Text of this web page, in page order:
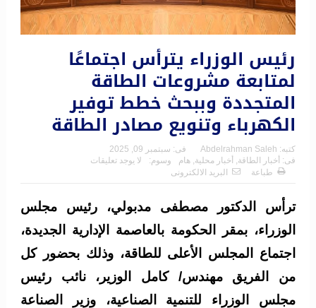
رئيس الوزراء يترأس اجتماعًا
لمتابعة مشروعات الطاقة
المتجددة وببحث خطط توفير
الكهرباء وتنويع مصادر الطاقة
كتبه: Abdelrahman Saleh فى: سبتمبر 09, 2025
فى: أخبار الطاقة أخبار محلية هام وسوم:
لا يوجد تعليقات
طباعة
البريد الالكترونى
ترأس الدكتور مصطفى مدبولي، رئيس مجلس
الوزراء، بمقر الحكومة بالعاصمة الإدارية الجديدة،
اجتماع المجلس الأعلى للطاقة، وذلك بحضور كل
من الفريق مهندس/ كامل الوزير، نائب رئيس
مجلس الوزراء للتنمية الصناعية، وزير الصناعة